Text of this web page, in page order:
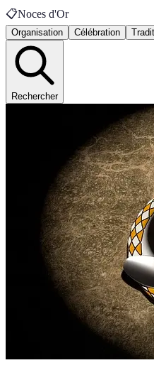
📋Noces d'Or
Organisation Célébration
Rechercher